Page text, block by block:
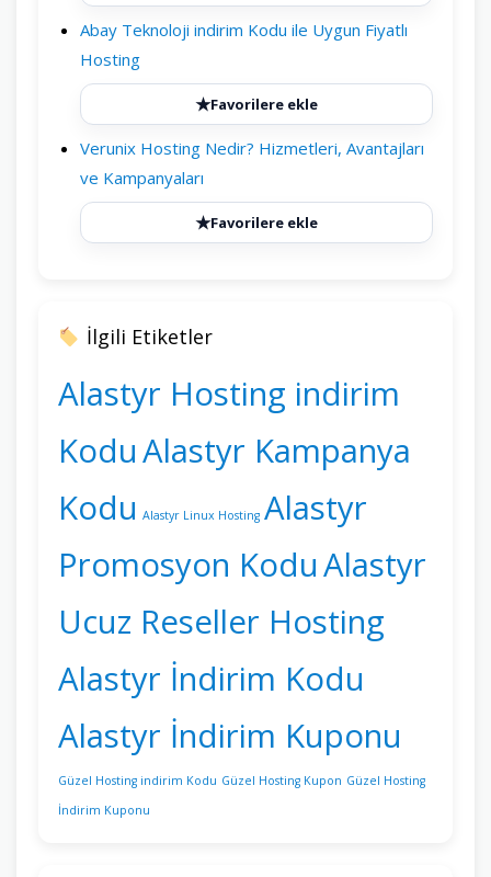
Abay Teknoloji indirim Kodu ile Uygun Fiyatlı
Hosting
★Favorilere ekle
Verunix Hosting Nedir? Hizmetleri, Avantajları
ve Kampanyaları
★Favorilere ekle
İlgili Etiketler
Alastyr Hosting indirim
KoduAlastyr Kampanya
Kodu Alastyr Linux Hosting Alastyr
Promosyon KoduAlastyr
Ucuz Reseller Hosting
Alastyr İndirim Kodu
Alastyr İndirim Kuponu
Güzel Hosting indirim Kodu Güzel Hosting Kupon Güzel Hosting
İndirim Kuponu